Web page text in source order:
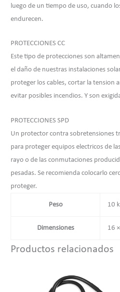
luego de un tiempo de uso, cuando
endurecen.
PROTECCIONES CC
Este tipo de protecciones son
el daño de nuestras instalaciones
proteger los cables, cortar la tension
evitar posibles incendios. Y son
PROTECCIONES SPD
Un protector contra sobretensiones
para proteger equipos electricos de
rayo o de las conmutaciones
pesadas. Se recomienda colocarlo
proteger.
Peso 10
Dimensiones 16
Productos relacionados